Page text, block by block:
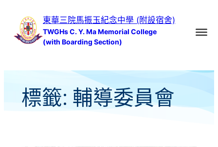
容
東華三院馬振玉紀念中學 (附設宿舍)
TWGHs C. Y. Ma Memorial College
(with Boarding Section)
標籤: 輔導委員會